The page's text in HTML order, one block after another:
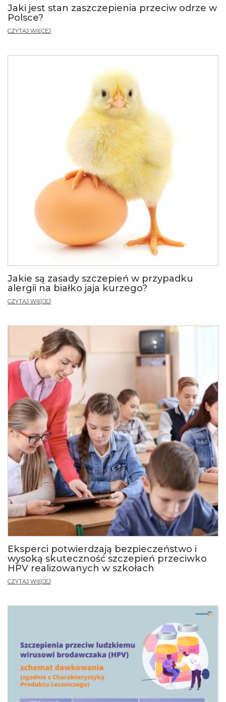
Jaki jest stan zaszczepienia przeciw odrze w
Polsce?
CZYTAJ WIĘCEJ
Jakie są zasady szczepień w przypadku
alergii na białko jaja kurzego?
CZYTAJ WIĘCEJ
Eksperci potwierdzają bezpieczeństwo i
wysoką skuteczność szczepień przeciwko
HPV realizowanych w szkołach
CZYTAJ WIĘCEJ